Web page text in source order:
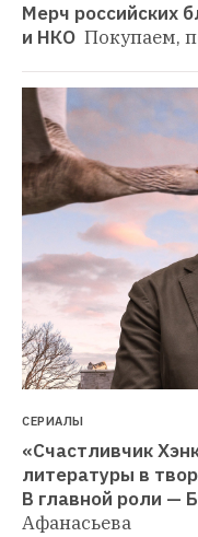
Мерч российских
и НКО Покупаем,
СЕРИАЛЫ
«Счастливчик
литературы в
В главной роли —
Афанасьева